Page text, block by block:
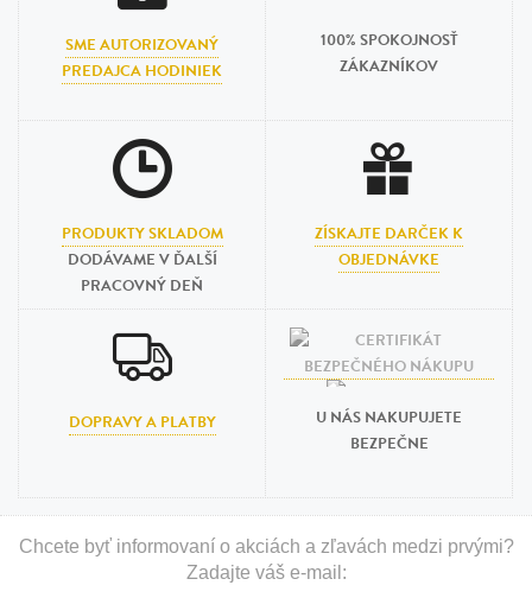
SME AUTORIZOVANÝ
PREDAJCA HODINIEK
100% SPOKOJNOSŤ
ZÁKAZNÍKOV
PRODUKTY SKLADOM
DODÁVAME V ĎALŠÍ
PRACOVNÝ DEŇ
ZÍSKAJTE DARČEK K
OBJEDNÁVKE
DOPRAVY A PLATBY
U NÁS NAKUPUJETE
BEZPEČNE
Chcete byť informovaní o akciách a zľavách medzi prvými?
Zadajte váš e-mail: